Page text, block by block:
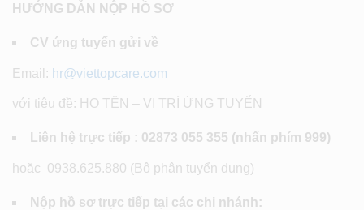
HƯỚNG DẪN NỘP HỒ SƠ
CV ứng tuyển gửi về
Email: hr@viettopcare.com
với tiêu đề: HỌ TÊN – VỊ TRÍ ỨNG TUYỂN
Liên hệ trực tiếp : 02873 055 355 (nhấn phím 999)
hoặc 0938.625.880 (Bộ phận tuyển dụng)
Nộp hồ sơ trực tiếp tại các chi nhánh: